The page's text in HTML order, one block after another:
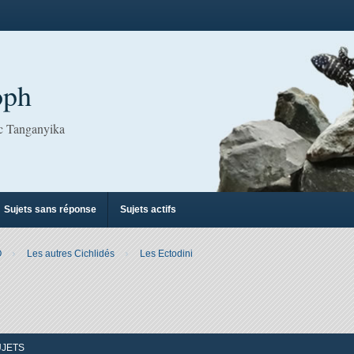
Tanganyika
Sujets sans réponse Sujets actifs
Les autres Cichlidés Les Ectodini